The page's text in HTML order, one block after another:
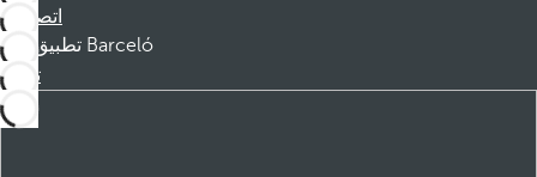
اتصل بنا
تطبيق Barceló
تنزيل